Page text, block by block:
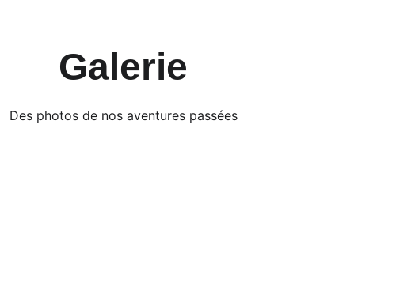
Galerie
Des photos de nos aventures passées